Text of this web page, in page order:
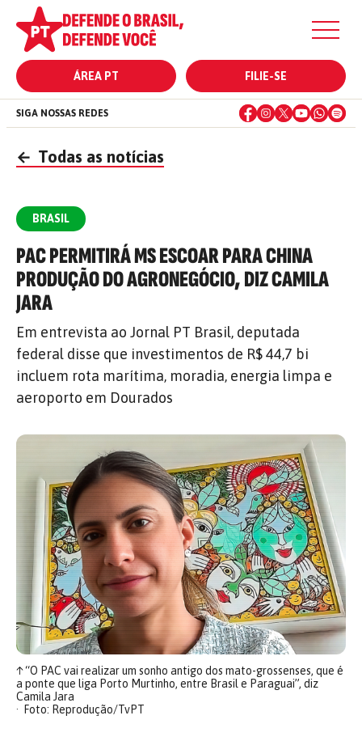
ÁREA PT FILIE-SE
SIGA NOSSAS REDES
← Todas as notícias
BRASIL
PAC PERMITIRÁ MS ESCOAR PARA CHINA
PRODUÇÃO DO AGRONEGÓCIO, DIZ CAMILA
JARA
Em entrevista ao Jornal PT Brasil, deputada
federal disse que investimentos de R$ 44,7 bi
incluem rota marítima, moradia, energia limpa e
aeroporto em Dourados
↑“O PAC vai realizar um sonho antigo dos mato-grossenses, que é
a ponte que liga Porto Murtinho, entre Brasil e Paraguai”, diz
Camila Jara
Foto: Reprodução/TvPT